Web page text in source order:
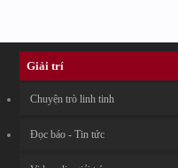
Giải trí
Chuyện trò linh tinh
Đọc báo - Tin tức